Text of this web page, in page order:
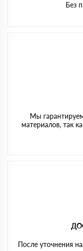
Без
Мы
материалов, так
После уточнения